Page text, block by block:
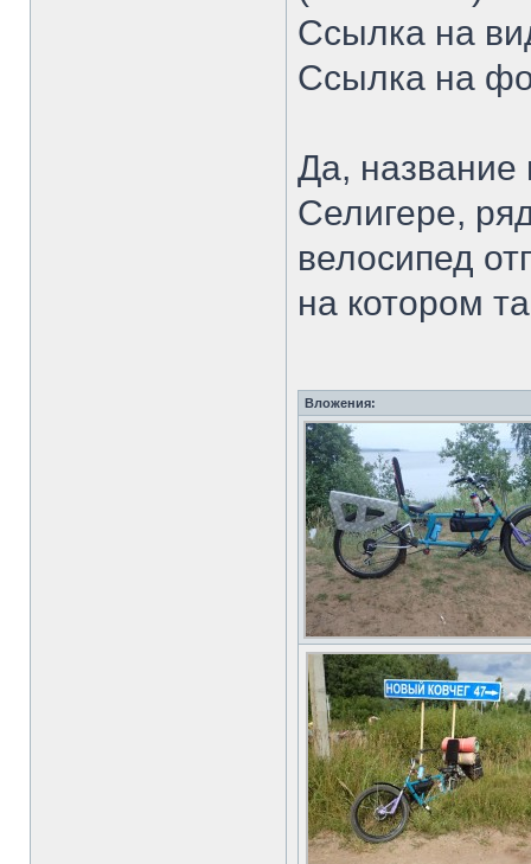
Ссылка на
Ссылка на
Да, название
Селигере,
велосипед
на котором
Вложения: